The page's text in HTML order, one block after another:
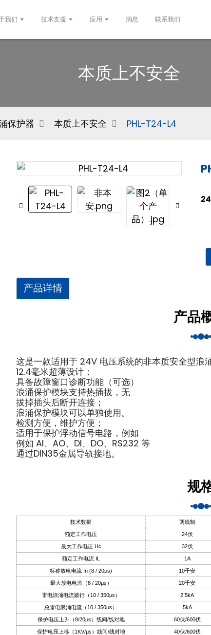
我们 技术支援 应用 消息 联系我们
本质上不安全
保护器 本质上不安全 PHL-T24-L4
Loading...
Loading...
产品详情
产品
这是一款适用于 24V 电压系统的非本质安全型浪
12.4毫米超薄设计；
具备故障窗口诊断功能（可选）
浪涌保护模块支持热插拔，无
拔掉插头后断开连接；
浪涌保护模块可以单独使用。
检测方便，维护方便；
适用于保护浮动信号电路，例如
例如 AI、AO、DI、DO、RS232 等
通过DIN35金属导轨接地。
规
技术数据 两线制
额定工作电压 24伏
最大工作电压 Uc 32伏
额定工作电流 IL 1A
标称放电电流 In (8 / 20μs) 10千安
最大放电电流（8 / 20μs） 20千安
雷电浪涌电流跛行（10 / 350μs） 2.5kA
总雷电浪涌电流（10 / 350μs） 5kA
保护电压上升（8/20μs）线间/线对地 60伏/600伏
保护电压上移（1KV/μs）线间/线对地 40伏/600伏